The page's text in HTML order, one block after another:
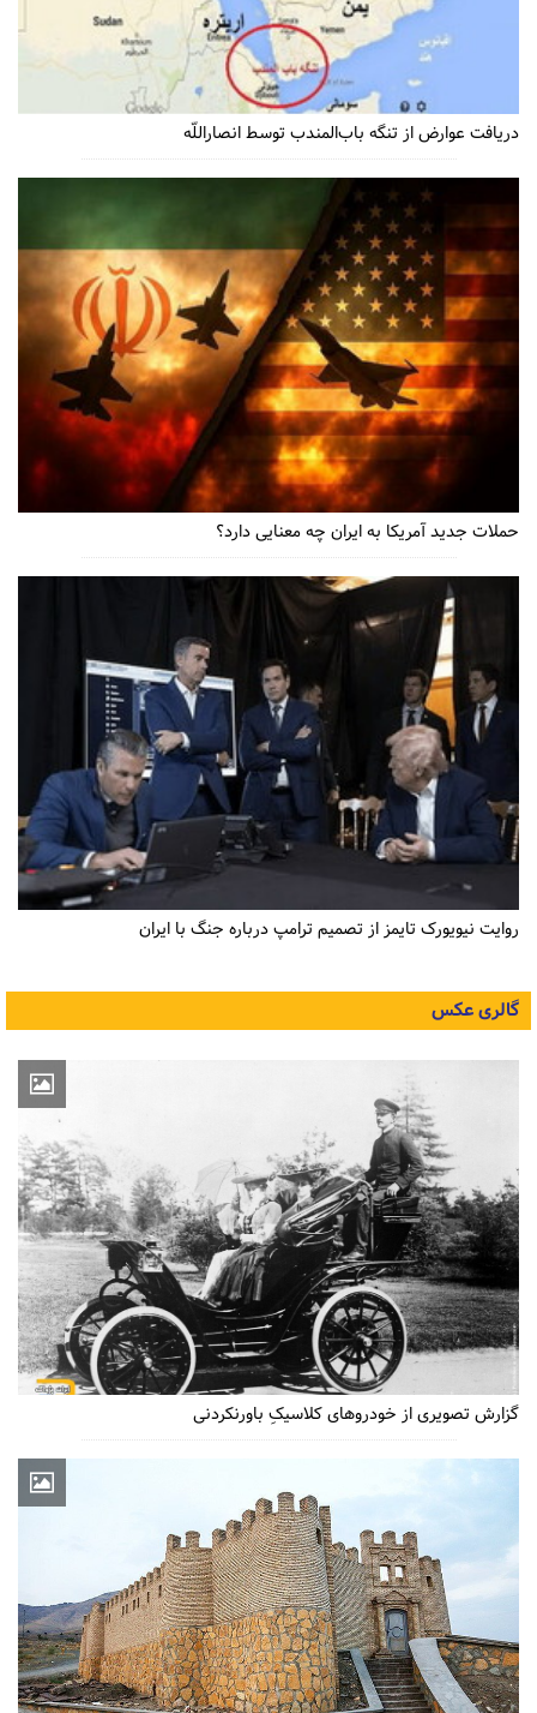
دریافت عوارض از تنگه باب‌المندب توسط انصاراللّه
حملات جدید آمریکا به ایران چه معنایی دارد؟
روایت نیویورک تایمز از تصمیم ترامپ درباره جنگ با ایران
گالری عکس
گزارش تصویری از خودروهای کلاسیکِ باورنکردنی